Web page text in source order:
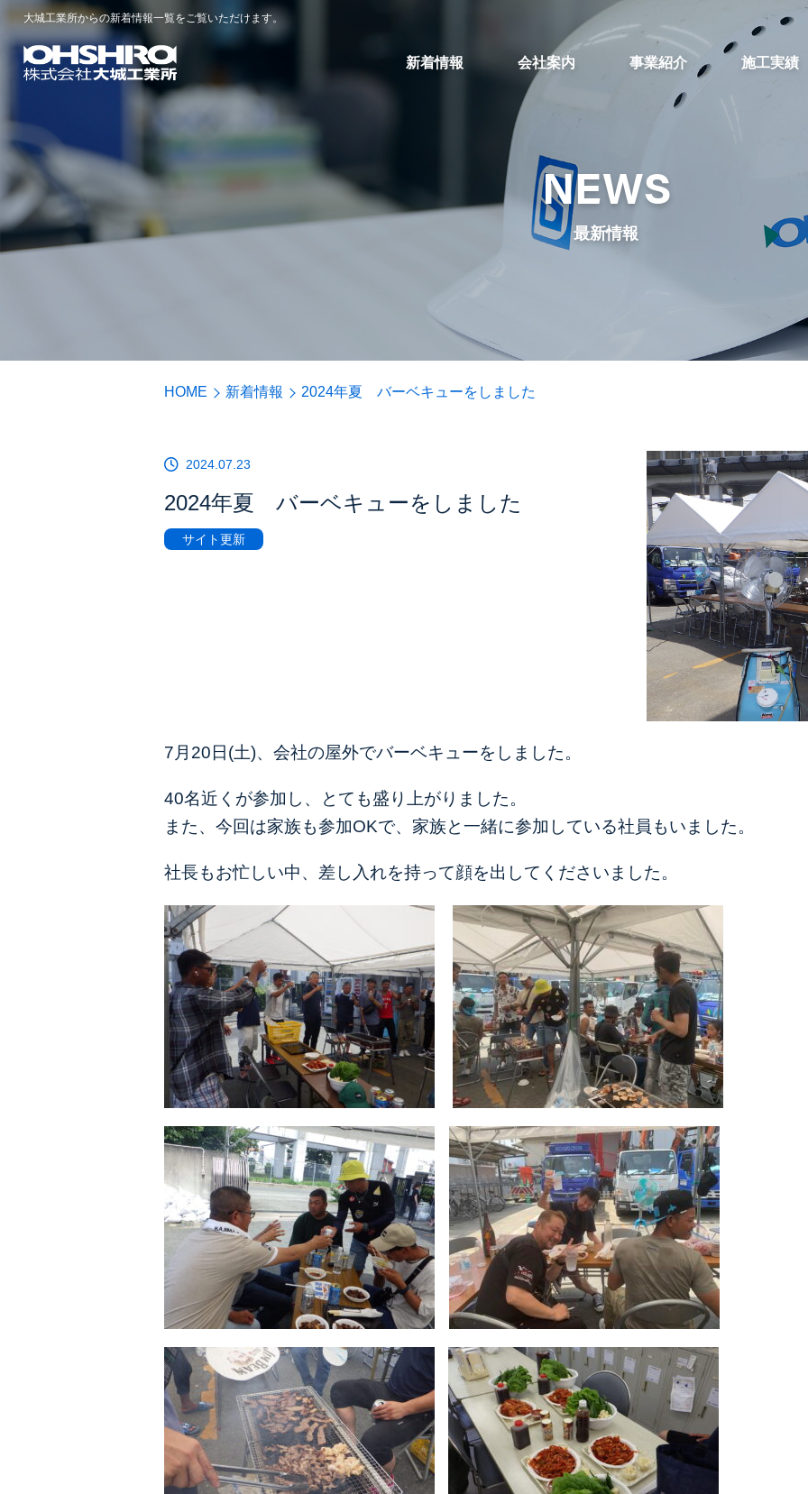
大城工業所からの新着情報一覧をご覧いただけます。
新着情報 会社案内 事業紹介 施工実績
NEWS
最新情報
HOME 新着情報 2024年夏 バーベキューをしました
2024.07.23
2024年夏 バーベキューをしました
サイト更新
7月20日(土)、会社の屋外でバーベキューをしました。
40名近くが参加し、とても盛り上がりました。
また、今回は家族も参加OKで、家族と一緒に参加している社員もいました。
社長もお忙しい中、差し入れを持って顔を出してくださいました。